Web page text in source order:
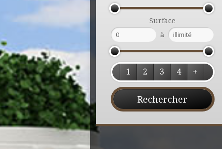
Surface
à
1 2 3 4 +